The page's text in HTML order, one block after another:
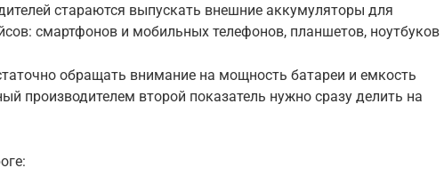
стараются выпускать внешние аккумуляторы для
смартфонов и мобильных телефонов, планшетов, ноутбуков
обращать внимание на мощность батареи и емкость
производителем второй показатель нужно сразу делить на